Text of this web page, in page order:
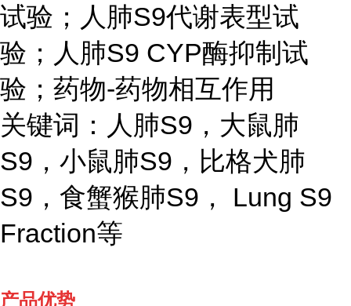
试验；人肺S9代谢表型试
验；人肺S9 CYP酶抑制试
验；药物-药物相互作用
关键词：人肺S9，大鼠肺
S9，小鼠肺S9，比格犬肺
S9，食蟹猴肺S9， Lung S9
Fraction等
产品优势